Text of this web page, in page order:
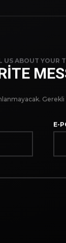
US ABOUT YOUR
Gerekli
E-